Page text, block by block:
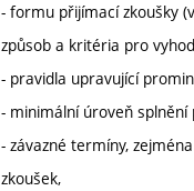
- formu přijímací zkoušky
způsob a kritéria pro
- pravidla upravující
- minimální úroveň
- závazné termíny,
zkoušek,